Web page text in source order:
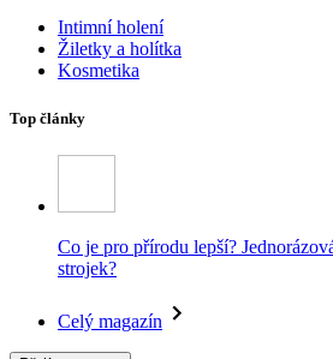
Intimní holení
Žiletky a holítka
Kosmetika
Top články
Co je pro přírodu lepší?
strojek?
Celý magazín